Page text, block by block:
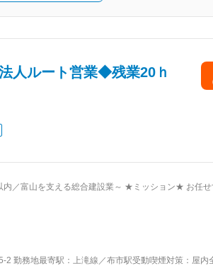
人ルート営業◆残業20ｈ
～ ★ミッション★ お任せするのは営業ですが、一
ンの社員の方に教えて
2 勤務地最寄駅：上滝線／布市駅受動喫煙対策：屋内